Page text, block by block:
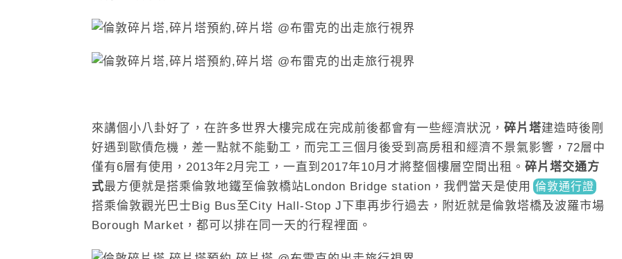
來講個小八卦好了，在許多世界大樓完成在完成前後都會有一些經濟狀況， 碎片塔建造時後剛
好遇到歐債危機，差一點就不能動工，而完工三個月後受到高房租和經濟不景氣影響，72層中
僅有6層有使用，2013年2月完工，一直到2017年10月才將整個樓層空間出租。 碎片塔交通方
式最方便就是搭乘倫敦地鐵至倫敦橋站London Bridge station，我們當天是使用 倫敦通行證
搭乘倫敦觀光巴士Big Bus至City Hall-Stop J下車再步行過去，附近就是倫敦塔橋及波羅市場
Borough Market，都可以排在同一天的行程裡面。